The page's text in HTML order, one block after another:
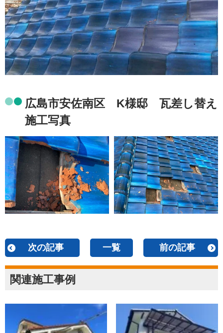
広島市安佐南区 K様邸 瓦差し替え
施工写真
次の記事 一覧 前の記事
関連施工事例